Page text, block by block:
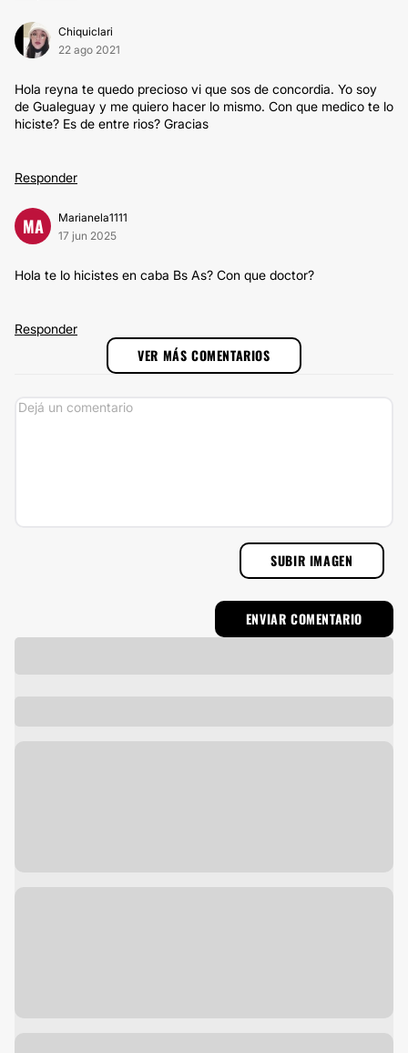
Chiquiclari
22 ago 2021
Hola reyna te quedo precioso vi que sos de concordia. Yo soy
de Gualeguay y me quiero hacer lo mismo. Con que medico te lo
hiciste? Es de entre rios? Gracias
Responder
MA
Marianela1111
17 jun 2025
Hola te lo hicistes en caba Bs As? Con que doctor?
Responder
VER MÁS COMENTARIOS
SUBIR IMAGEN